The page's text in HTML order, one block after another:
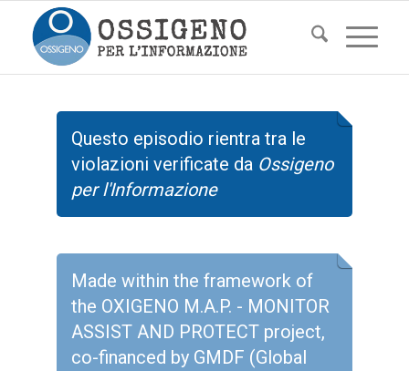
Questo episodio rientra tra le
violazioni verificate da Ossigeno
per l'Informazione
Made within the framework of
the OXIGENO M.A.P. - MONITOR
ASSIST AND PROTECT project,
co-financed by GMDF (Global